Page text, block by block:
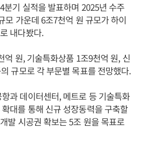
분기 실적을 발표하며 2025년 수주
모 가운데 6조7천억 원 규모가 하이
내다봤다.
억 원, 기술특화상품 1조9천억 원, 신
규모로 각 부문별 목표를 전망했다.
과 데이터센터, 메트로 등 기술특화
대를 통해 신규 성장동력을 구축할
발 시공권 확보는 5조 원을 목표로